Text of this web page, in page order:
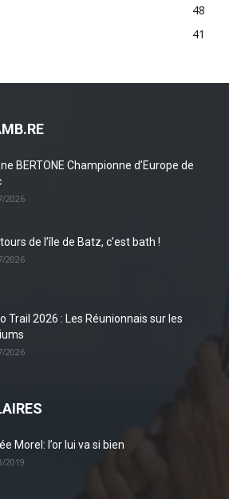
48
41
BERTONE Championne d’Europe de
2026
de l’île de Batz, c’est bath !
2026
Trail 2026 : Les Réunionnais sur les
2026
Morel: l’or lui va si bien
2019